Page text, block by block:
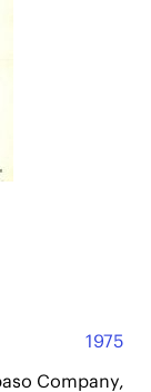
1975
Company,